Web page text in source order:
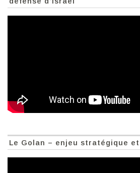
Le Golan – enjeu stratégique